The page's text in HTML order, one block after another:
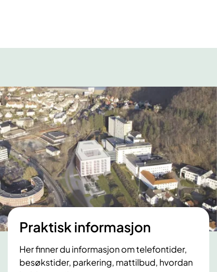
Praktisk informasjon
Her finner du informasjon om telefontider,
besøkstider, parkering, mattilbud, hvordan